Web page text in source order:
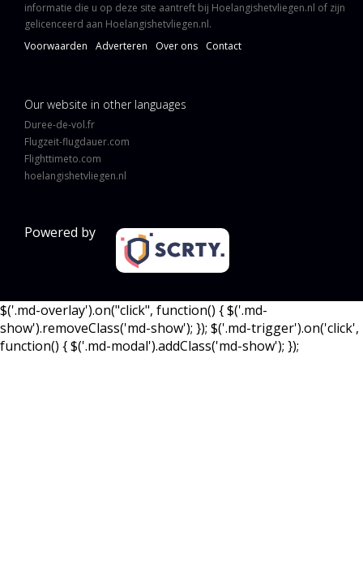
informatie die u op deze site aantreft bij Hoelangishetvliegen.nl of zijn
gelicenceerd aan Hoelangishetvliegen.nl.
Voorwaarden
Adverteren Over ons Contact
Our website in other languages
Duree-de-vol.fr
Flugzeit-flugdauer.com
Flighttimeto.com
hoelangishetvliegen.nl
Powered by
$('.md-overlay').on("click", function() { $('.md-
show').removeClass('md-show'); }); $('.md-trigger').on('click',
function() { $('.md-modal').addClass('md-show'); });